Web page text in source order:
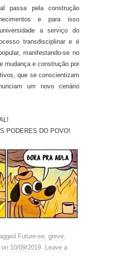
passa pela construção
e para isso
a serviço do
transdisciplinar e é
manifestando-se no
mudança e construção por
que se conscientizam
um novo cenário
PODERES DO POVO!
Future-se, greve,
on 10/09/2019. Leave a